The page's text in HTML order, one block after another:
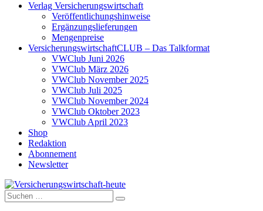
Verlag Versicherungswirtschaft
Veröffentlichungshinweise
Ergänzungslieferungen
Mengenpreise
VersicherungswirtschaftCLUB – Das Talkformat
VWClub Juni 2026
VWClub März 2026
VWClub November 2025
VWClub Juli 2025
VWClub November 2024
VWClub Oktober 2023
VWClub April 2023
Shop
Redaktion
Abonnement
Newsletter
Versicherungswirtschaft-heute
Suche
nach: